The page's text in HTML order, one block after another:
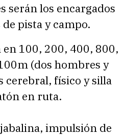
serán los encargados
pista y campo.
en 100, 200, 400, 800,
(dos hombres y
cerebral, físico y silla
en ruta.
impulsión de